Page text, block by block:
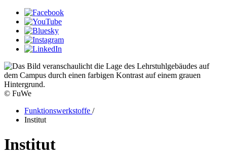
© FuWe
Funktionswerkstoffe /
Institut
Institut